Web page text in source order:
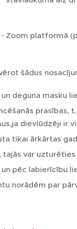
Zoom platformā
šādus
deguna masku
prasības,
dievlūdzēji ir
tikai ārkārtas
var
pēc labierīcību
norādēm par